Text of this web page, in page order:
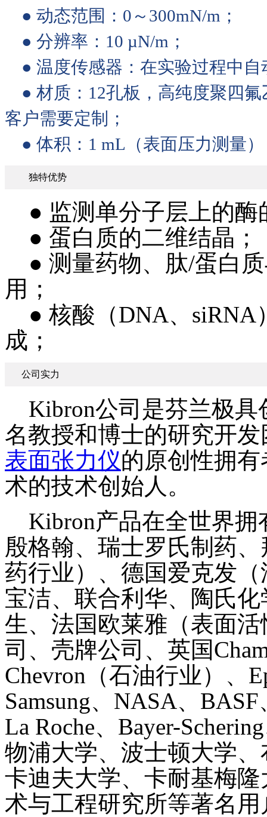
● 动态范围：0～300mN/m；
● 分辨率：10 µN/m；
● 温度传感器：在实验过程中
● 材质：12孔板，高纯度聚四
客户需要定制；
● 体积：1 mL（表面压力测量
独特优势
● 监测单分子层上的酶
● 蛋白质的二维结晶；
● 测量药物、肽/蛋白
用；
● 核酸（DNA、siRNA
成；
公司实力
Kibron公司是芬兰极具
名教授和博士的研究开
表面张力仪的原创性拥
术的技术创始人。
Kibron产品在全世界拥
殷格翰、瑞士罗氏制药
药行业）、德国爱克发
宝洁、联合利华、陶氏
生、法国欧莱雅（表面
司、壳牌公司、英国
Chevron（石油行业）、
Samsung、NASA、
La Roche、Bayer-
物浦大学、波士顿大学
卡迪夫大学、卡耐基梅
术与工程研究所等著名用